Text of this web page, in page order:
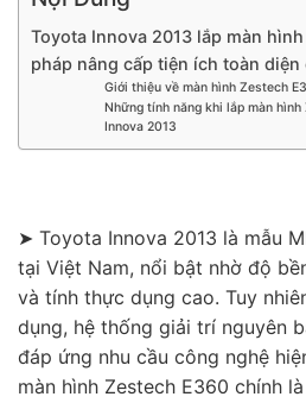
Toyota Innova 2013 lắp màn
pháp nâng cấp tiện ích toàn diện
Giới thiệu về màn hình Zestech
Những tính năng khi lắp màn
Innova 2013
➤ Toyota Innova 2013 là mẫu
tại Việt Nam, nổi bật nhờ độ
và tính thực dụng cao. Tuy
dụng, hệ thống giải trí nguyên
đáp ứng nhu cầu công nghệ
màn hình Zestech E360 chính